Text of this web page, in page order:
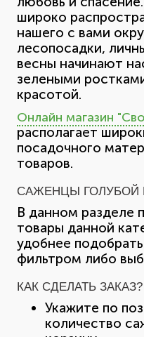
широко
нашего с вами
лесопосадки,
весны начинают
зелеными
красотой.
Онлайн магазин
располагает
посадочного
товаров.
САЖЕНЦЫ ГОЛУБОЙ
В данном разделе
товары данной
удобнее
фильтром либо
КАК СДЕЛАТЬ ЗАКАЗ?
Укажите по
количество